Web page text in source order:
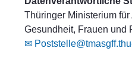
Thüringer Ministerium
Gesundheit, Frauen und
✉